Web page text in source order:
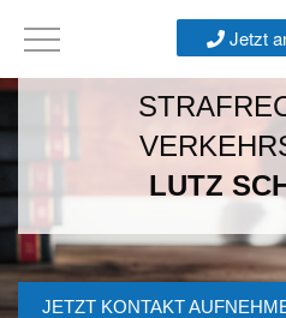
Jetzt
LUTZ
JETZT KONTAKT